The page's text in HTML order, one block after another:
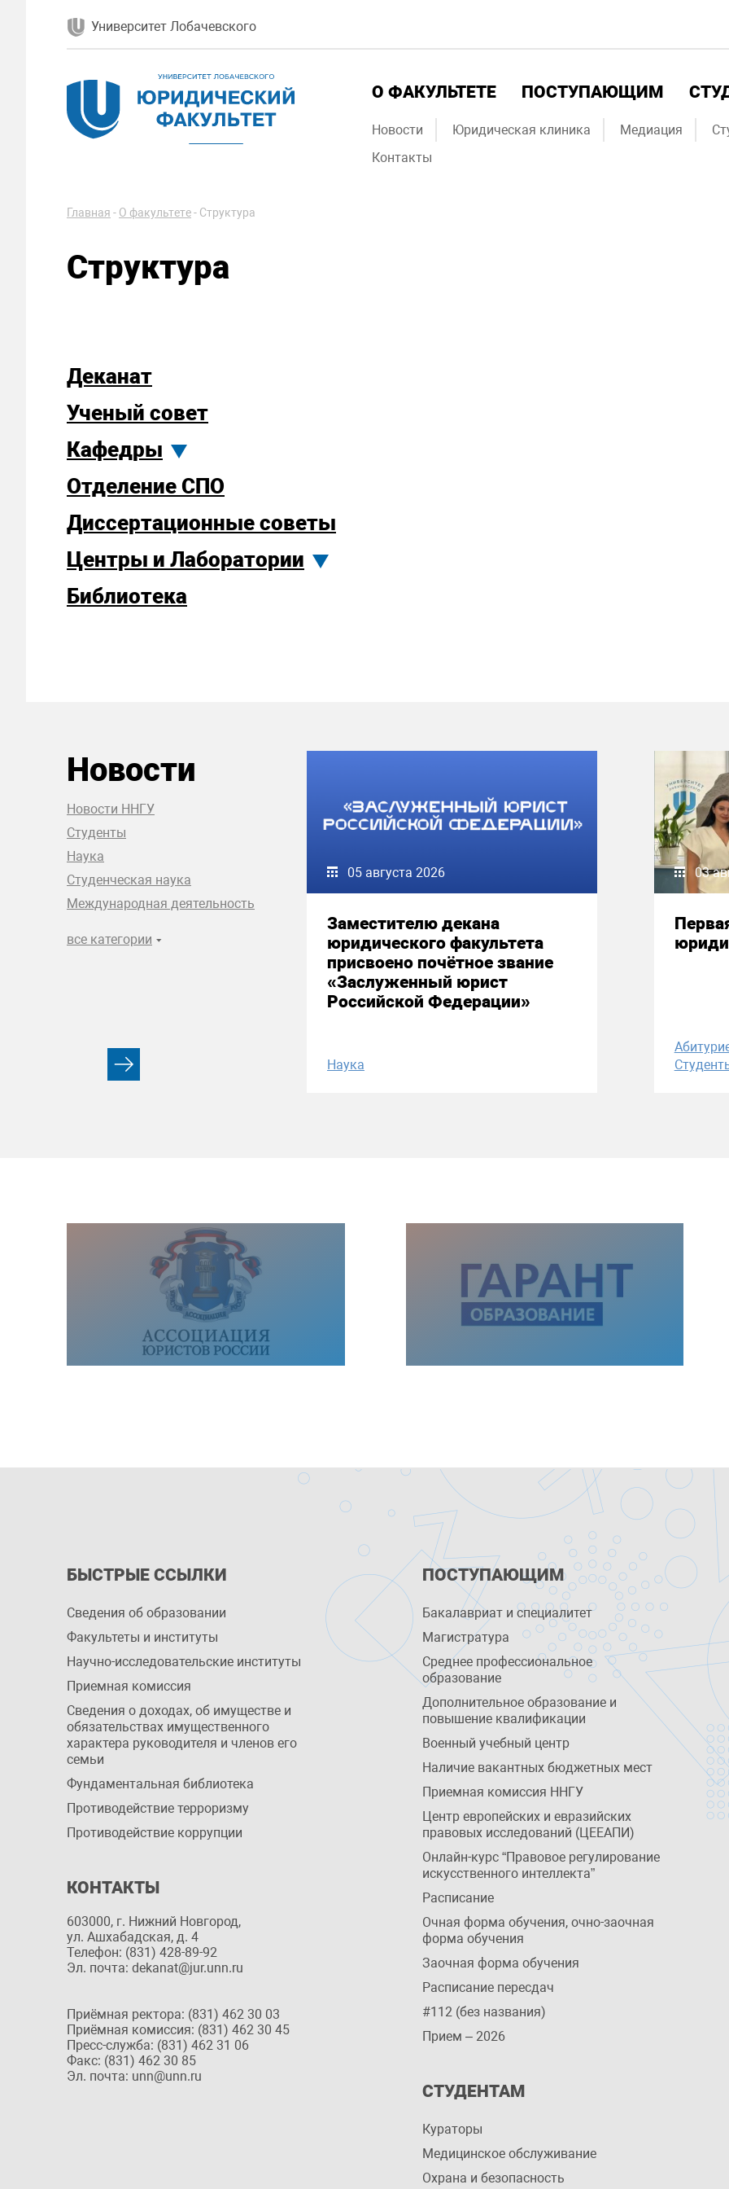
Университет Лобачевского
О ФАКУЛЬТЕТЕ ПОСТУПАЮЩИМ
Новости Юридическая клиника Медиация
Контакты
Главная - О факультете- Структура
Структура
Деканат
Ученый совет
Кафедры
Отделение СПО
Диссертационные советы
Центры и Лаборатории
Библиотека
Новости
Новости ННГУ
Студенты
Наука
Студенческая наука
Международная деятельность
все категории
05 августа 2026
Заместителю декана
юридического факультета
присвоено почётное звание
«Заслуженный юрист
Российской Федерации»
Наука
03
БЫСТРЫЕ ССЫЛКИ
Сведения об образовании
Факультеты и институты
Научно-исследовательские институты
Приемная комиссия
Сведения о доходах, об имуществе и
обязательствах имущественного
характера руководителя и членов его
семьи
Фундаментальная библиотека
Противодействие терроризму
Противодействие коррупции
КОНТАКТЫ
603000, г. Нижний Новгород,
ул. Ашхабадская, д. 4
Телефон: (831) 428-89-92
Эл. почта: dekanat@jur.unn.ru
Приёмная ректора: (831) 462 30 03
Приёмная комиссия: (831) 462 30 45
Пресс-служба: (831) 462 31 06
Факс: (831) 462 30 85
Эл. почта: unn@unn.ru
ПОСТУПАЮЩИМ
Бакалавриат и специалитет
Магистратура
Среднее профессиональное
образование
Дополнительное образование и
повышение квалификации
Военный учебный центр
Наличие вакантных бюджетных мест
Приемная комиссия ННГУ
Центр европейских и евразийских
правовых исследований (ЦЕЕАПИ)
Онлайн-курс “Правовое регулирование
искусственного интеллекта”
Расписание
Очная форма обучения, очно-заочная
форма обучения
Заочная форма обучения
Расписание пересдач
#112 (без названия)
Прием – 2026
СТУДЕНТАМ
Кураторы
Медицинское обслуживание
Охрана и безопасность